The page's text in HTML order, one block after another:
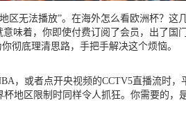
无法播放”。在海外怎么看欧洲杯？这
着，你即使付费订阅了会员，出了国
彻底理清思路，手把手解决这个烦恼。
，或者点开央视频的CCTV5直播流时，
地区限制时同样令人抓狂。你需要的，